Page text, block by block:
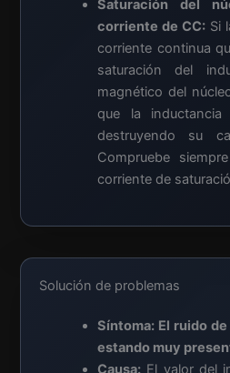
Saturación del
corriente de CC: Si
corriente continua
saturación del
magnético del
que la inductancia
destruyendo su
Compruebe
corriente de
Solución de problemas
Síntoma: El ruido
estando muy
Causa:El valor del